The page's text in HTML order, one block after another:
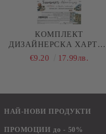
КОМПЛЕКТ
ДИЗАЙНЕРСКА ХАРТИЯ
С ЕЛЕМЕНТИ ЗА
€9.20 17.99лв.
НАЙ-НОВИ ПРОДУКТИ
ПРОМОЦИИ до - 50%